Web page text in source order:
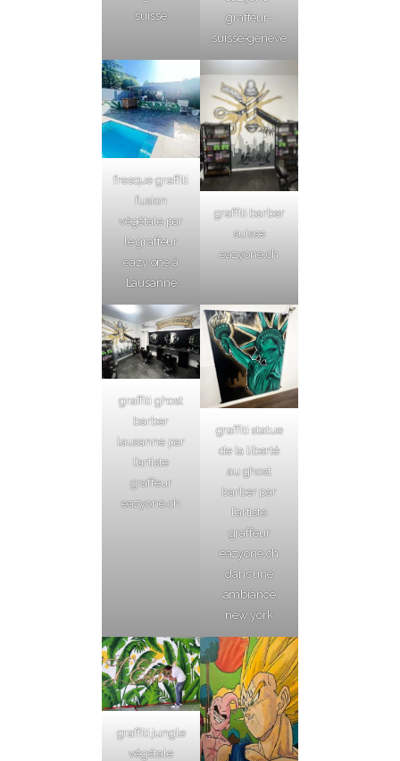
suisse
graffeur-
suisse-geneve
fresque graffiti
fusion
végétale par
le graffeur
eazy one à
Lausanne
graffiti barber
suisse
eazyone.ch
graffiti ghost
barber
lausanne par
l’artiste
graffeur
eazyone.ch
graffiti statue
de la liberté
au ghost
barber par
l’artiste
graffeur
eazyone.ch
dans une
ambiance
new york
graffiti jungle
végétale